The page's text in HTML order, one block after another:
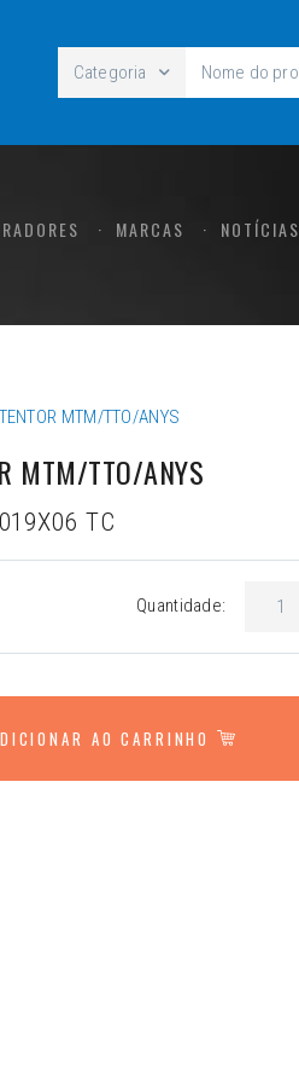
Categoria
MARCAS NOTÍCIAS
MTM/TTO/ANYS
MTM/TTO/ANYS
TC
Quantidade:
AO CARRINHO